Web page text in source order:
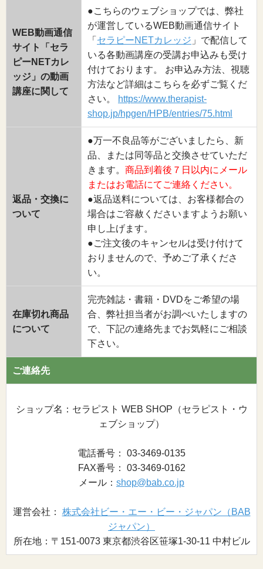
WEB動画通信
サイト「セラ
ピーNETカレ
ッジ」の動画
講座に関して
●こちらのウェブショップでは、弊社
が運営しているWEB動画通信サイト
「 セラピーNETカレッジ 」で配信して
いる各動画講座の受講お申込みも受け
付けております。 お申込み方法、視聴
方法など詳細はこちらを必ずご覧くだ
さい。
https://www.therapist-
shop.jp/hpgen/HPB/entries/75.html
返品・交換に
ついて
●万一不良品等がございましたら、新
品、または同等品と交換させていただ
きます。 商品到着後７日以内にメール
またはお電話にてご連絡ください。
●返品送料については、お客様都合の
場合はご容赦くださいますようお願い
申し上げます。
●ご注文後のキャンセルは受け付けて
おりませんので、予めご了承くださ
い。
在庫切れ商品
について
完売雑誌・書籍・DVDをご希望の場
合、弊社担当者がお調べいたしますの
で、下記の連絡先までお気軽にご相談
下さい。
ご連絡先
ショップ名：セラピスト WEB SHOP（セラピスト・ウ
ェブショップ）
電話番号： 03-3469-0135
FAX番号： 03-3469-0162
メール： shop@bab.co.jp
運営会社： 株式会社ビー・エー・ビー・ジャパン（BAB
ジャパン）
所在地：〒151-0073 東京都渋谷区笹塚1-30-11 中村ビル